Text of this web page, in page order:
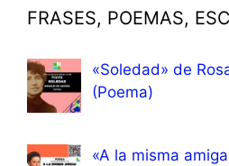
FRASES, POEMAS,
«Soledad» de
(Poema)
«A la misma